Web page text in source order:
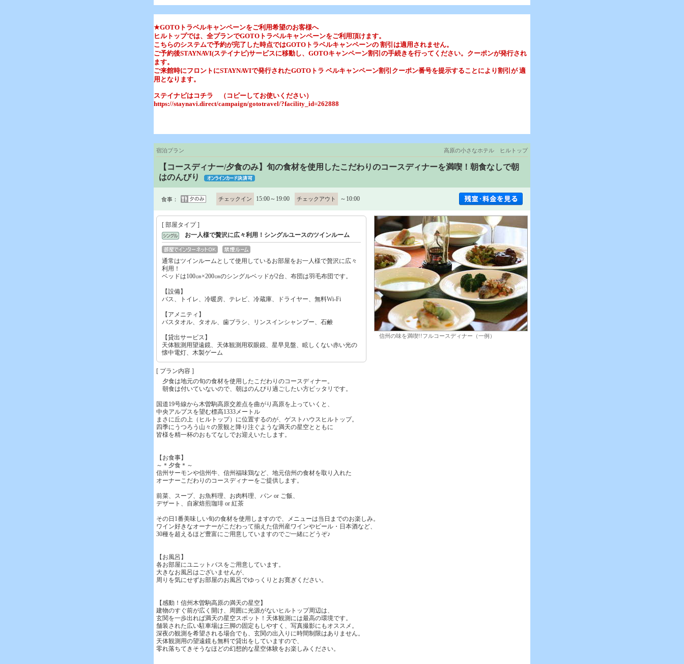
★GOTOトラベルキャンペーンをご利用希望のお客様へ
ヒルトップでは、全プランでGOTOトラベルキャンペーンをご利用頂けます。
こちらのシステムで予約が完了した時点ではGOTOトラベルキャンペーンの 割引は適用されません。
ご予約後STAYNAVI(ステイナビ)サービスに移動し、GOTOキャンペーン割引の手続きを行ってください。クーポンが発行され
ます。
ご来館時にフロントにSTAYNAVIで発行されたGOTOトラ ベルキャンペーン割引クーポン番号を提示することにより割引が 適
用となります。
ステイナビはコチラ （コピーしてお使いください）
https://staynavi.direct/campaign/gototravel/?facility_id=262888
宿泊プラン 高原の小さなホテル ヒルトップ
【コースディナー/夕食のみ】旬の食材を使用したこだわりのコースディナーを満喫！朝食なしで朝
はのんびり
食事： チェックイン 15:00～19:00 チェックアウト ～10:00
[ 部屋タイプ ]
お一人様で贅沢に広々利用！シングルユースのツインルーム
通常はツインルームとして使用しているお部屋をお一人様で贅沢に広々
利用！
ベッドは100㎝×200㎝のシングルベッドが2台、布団は羽毛布団です。
【設備】
バス、トイレ、冷暖房、テレビ、冷蔵庫、ドライヤー、無料Wi-Fi
【アメニティ】
バスタオル、タオル、歯ブラシ、リンスインシャンプー、石鹸
【貸出サービス】
天体観測用望遠鏡、天体観測用双眼鏡、星早見盤、眩しくない赤い光の
懐中電灯、木製ゲーム
信州の味を満喫!!フルコースディナー（一例）
[ プラン内容 ]
夕食は地元の旬の食材を使用したこだわりのコースディナー。
朝食は付いていないので、朝はのんびり過ごしたい方ピッタリです。
国道19号線から木曽駒高原交差点を曲がり高原を上っていくと、
中央アルプスを望む標高1333メートル
まさに丘の上（ヒルトップ）に位置するのが、ゲストハウスヒルトップ。
四季にうつろう山々の景観と降り注ぐような満天の星空とともに
皆様を精一杯のおもてなしでお迎えいたします。
【お食事】
～＊夕食＊～
信州サーモンや信州牛、信州福味鶏など、地元信州の食材を取り入れた
オーナーこだわりのコースディナーをご提供します。
前菜、スープ、お魚料理、お肉料理、パン or ご飯、
デザート、自家焙煎珈琲 or 紅茶
その日1番美味しい旬の食材を使用しますので、メニューは当日までのお楽しみ。
ワイン好きなオーナーがこだわって揃えた信州産ワインやビール・日本酒など、
30種を超えるほど豊富にご用意していますのでご一緒にどうぞ♪
【お風呂】
各お部屋にユニットバスをご用意しています。
大きなお風呂はございませんが、
周りを気にせずお部屋のお風呂でゆっくりとお寛ぎください。
【感動！信州木曽駒高原の満天の星空】
建物のすぐ前が広く開け、周囲に光源がないヒルトップ周辺は、
玄関を一歩出れば満天の星空スポット！天体観測には最高の環境です。
舗装された広い駐車場は三脚の固定もしやすく、写真撮影にもオススメ。
深夜の観測を希望される場合でも、玄関の出入りに時間制限はありません。
天体観測用の望遠鏡も無料で貸出をしていますので、
零れ落ちてきそうなほどの幻想的な星空体験をお楽しみください。